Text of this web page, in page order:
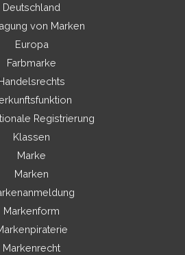
Deutschland
von Marken
Europa
Farbmarke
Registrierung
Klassen
Marke
Marken
Markenform
Markenrecht